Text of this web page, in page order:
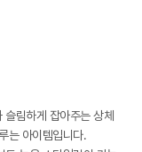
림하게 잡아주는 상체
는 아이템입니다.